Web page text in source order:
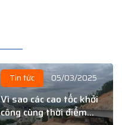
Tin tức 05/03/2025
Vì sao các cao tốc khởi
công cùng thời điểm